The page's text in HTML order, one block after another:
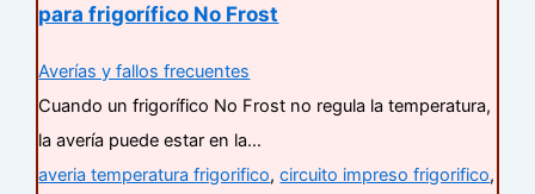
para frigorífico No Frost
Averías y fallos frecuentes
Cuando un frigorífico No Frost no regula la temperatura,
la avería puede estar en la…
averia temperatura frigorifico,circuito impreso frigorifico,